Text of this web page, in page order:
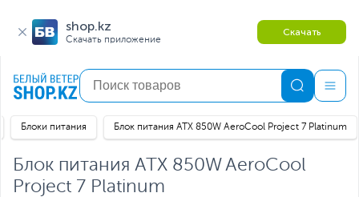
shop.kz
Скачать приложение
Скачать
Блоки питания Блок питания ATX 850W AeroCool Project 7 Platinum
Блок питания ATX 850W AeroCool
Project 7 Platinum